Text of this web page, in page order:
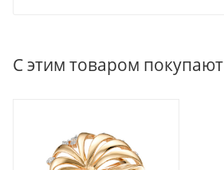
С этим товаром покупают